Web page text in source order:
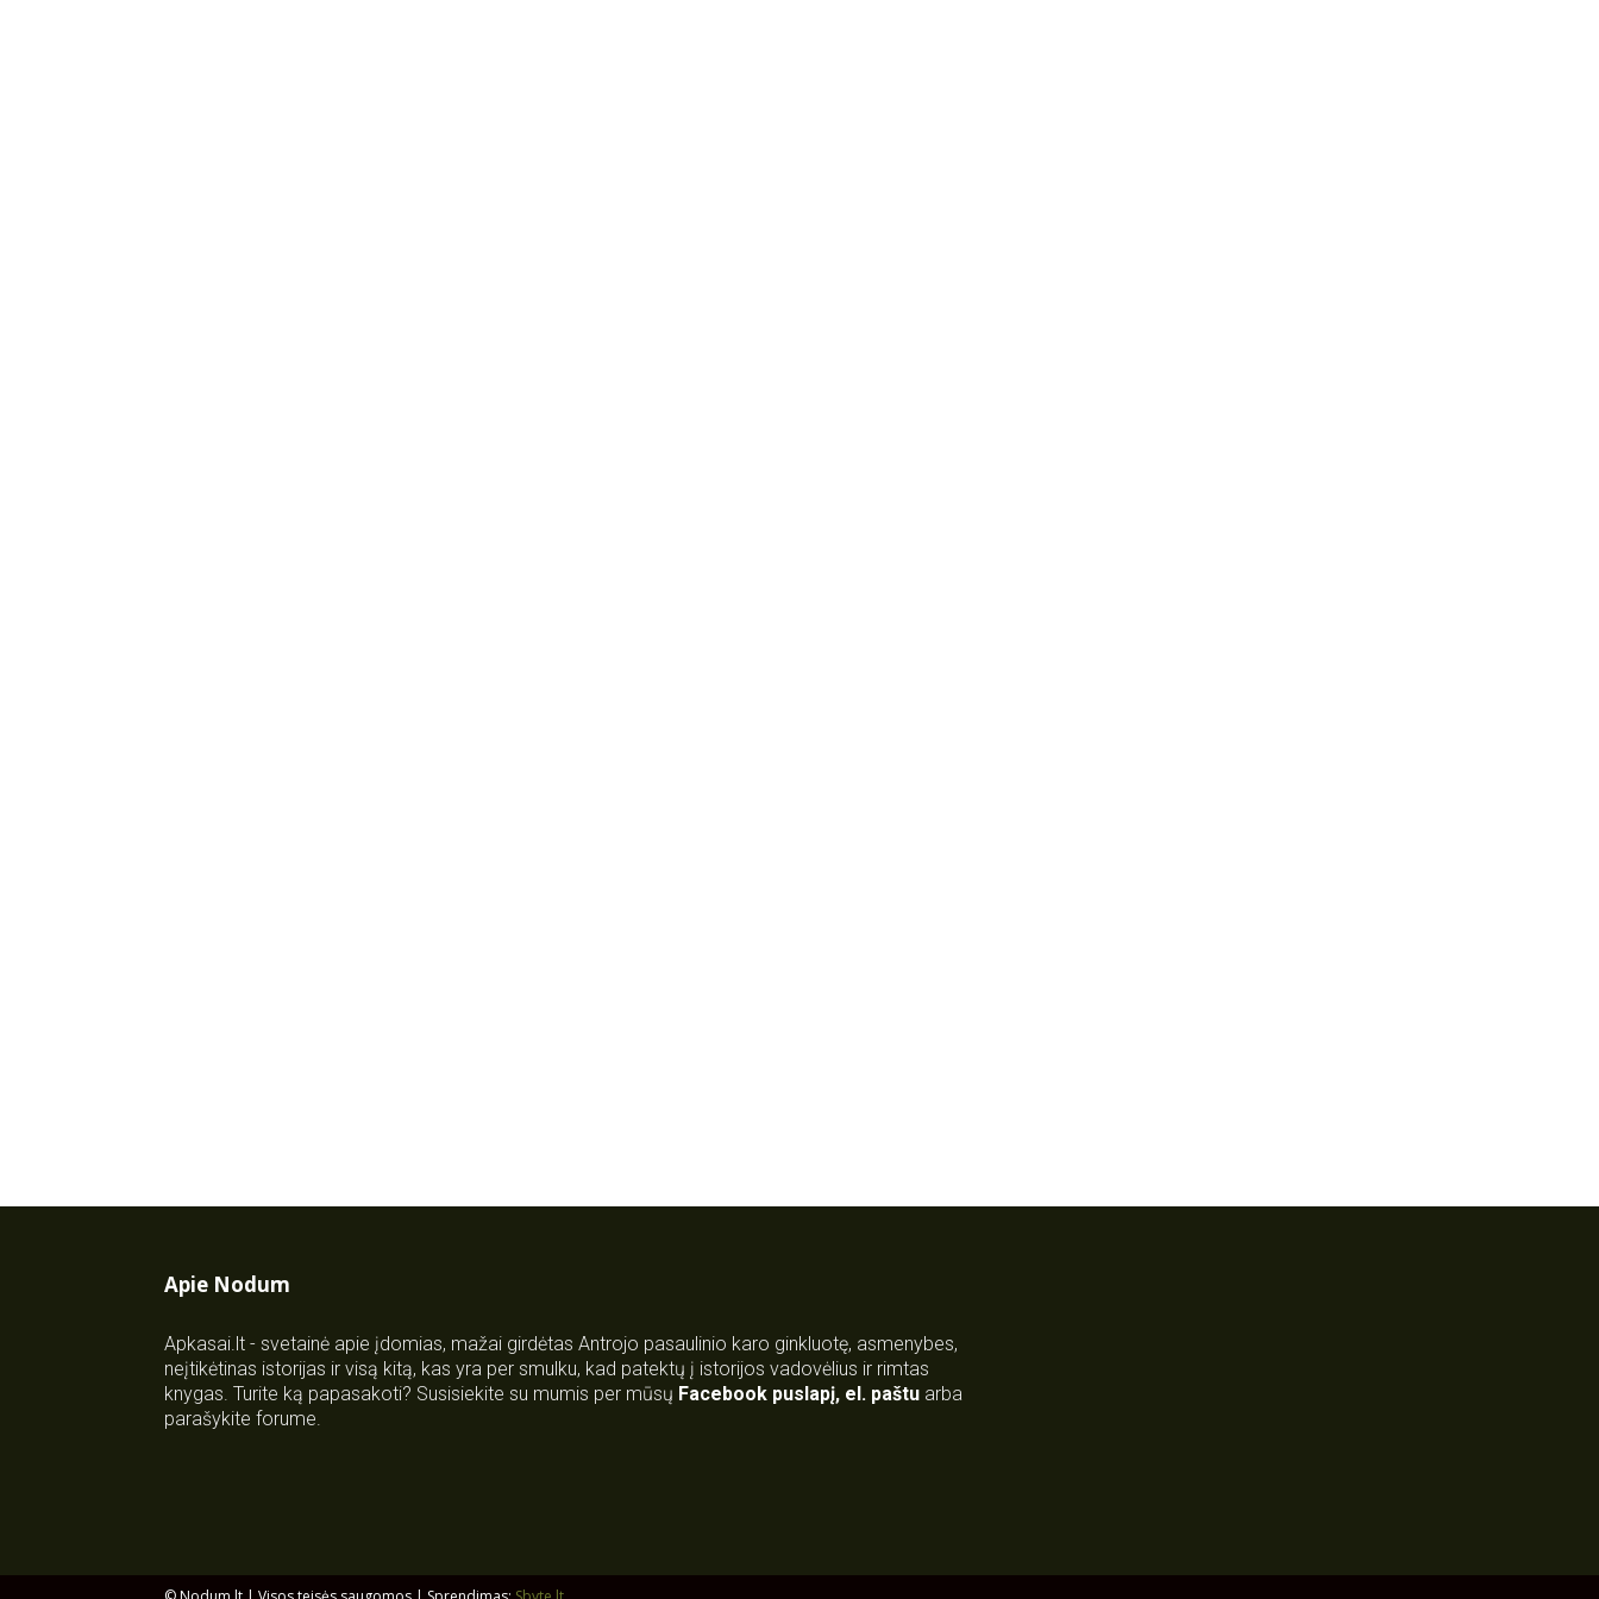
Apie Nodum
Apkasai.lt - svetainė apie įdomias, mažai girdėtas Antrojo pasaulinio karo ginkluotę, asmenybes,
neįtikėtinas istorijas ir visą kitą, kas yra per smulku, kad patektų į istorijos vadovėlius ir rimtas
knygas. Turite ką papasakoti? Susisiekite su mumis per mūsų Facebook puslapį, el. paštu arba
parašykite forume.